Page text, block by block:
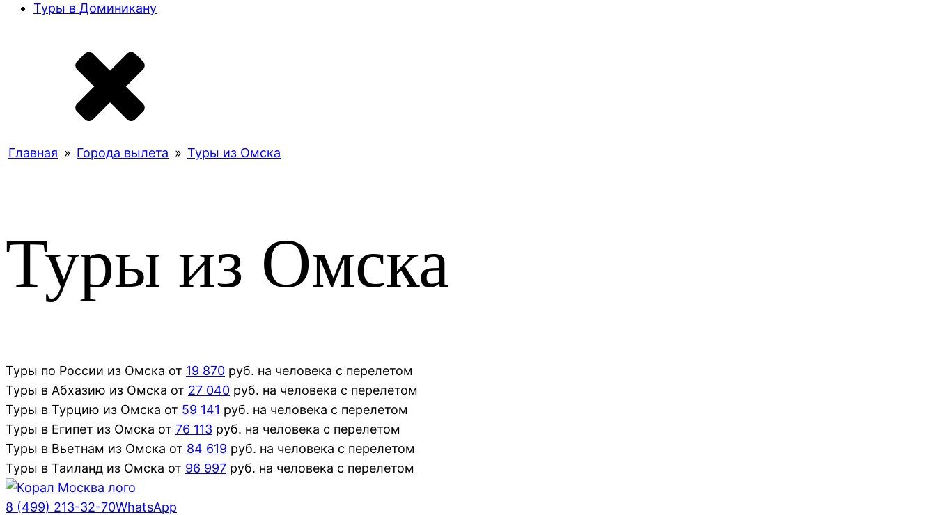
Туры в Доминикану
Главная » Города вылета » Туры из Омска
Туры из Омска
Туры по России из Омска от 19 870 руб. на человека с перелетом
Туры в Абхазию из Омска от 27 040 руб. на человека с перелетом
Туры в Турцию из Омска от 59 141 руб. на человека с перелетом
Туры в Египет из Омска от 76 113 руб. на человека с перелетом
Туры в Вьетнам из Омска от 84 619 руб. на человека с перелетом
Туры в Таиланд из Омска от 96 997 руб. на человека с перелетом
8 (499) 213-32-70WhatsApp